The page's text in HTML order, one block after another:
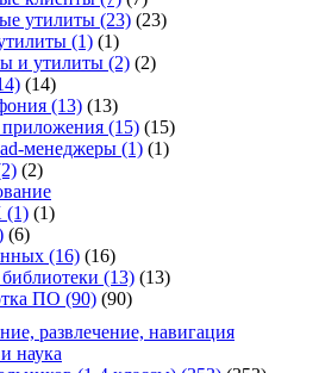
утилиты (23) (23)
(1) (1)
и утилиты (2) (2)
(14)
(13) (13)
(15) (15)
менеджеры (1) (1)
(2)
(1) (1)
(6)
(16) (16)
(13) (13)
ПО (90) (90)
развлечение, навигация
наука